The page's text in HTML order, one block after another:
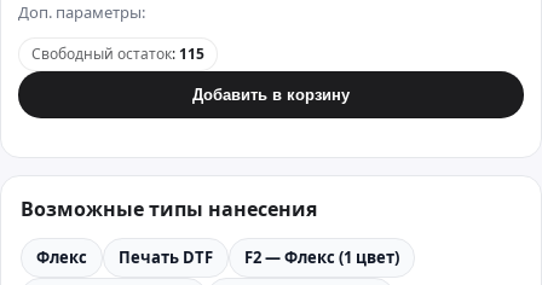
Доп. параметры:
Свободный остаток: 115
Добавить в корзину
Возможные типы нанесения
Флекс Печать DTF
F2 — Флекс (1 цвет)